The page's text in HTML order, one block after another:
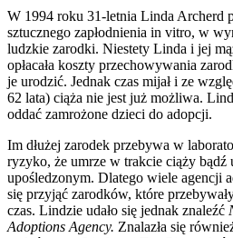
W 1994 roku 31-letnia Linda Archerd
sztucznego zapłodnienia in vitro, w
ludzkie zarodki. Niestety Linda i jej
opłacała koszty przechowywania
je urodzić. Jednak czas mijał i ze
62 lata) ciąża nie jest już możliwa.
oddać zamrożone dzieci do adopcji.
Im dłużej zarodek przebywa w
ryzyko, że umrze w trakcie ciąży bądź
upośledzonym. Dlatego wiele agencji
się przyjąć zarodków, które
czas. Lindzie udało się jednak znaleźć
Adoptions Agency. Znalazła się